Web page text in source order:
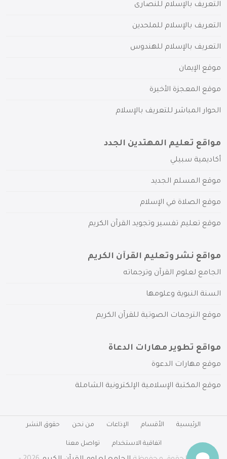
التعريف بالإسلام للنصارى
التعريف بالإسلام للملحدين
التعريف بالإسلام للهندوس
موقع الإيمان
موقع المعجزة الأخيرة
الحوار المباشر للتعريف بالإسلام
مواقع تعليم المهتدين الجدد
أكاديمية سبيلي
موقع المسلم الجديد
موقع الصلاة في الإسلام
موقع تعليم تفسير وتجويد القرآن الكريم
مواقع نشر وتعليم القرآن الكريم
الجامع لعلوم القرآن وترجماته
السنة النبوية وعلومها
موقع الترجمات الصوتية للقرآن الكريم
مواقع تطوير مهارات الدعاة
موقع مهارات الدعوة
موقع المكتبة الإسلامية الإلكترونية الشاملة
الرئيسية الأقسام الإذاعات من نحن حقوق النشر
اتفاقية الاستخدام تواصل معنا